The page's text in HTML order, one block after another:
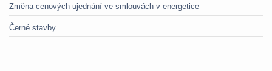
Změna cenových ujednání ve smlouvách v energetice
Černé stavby